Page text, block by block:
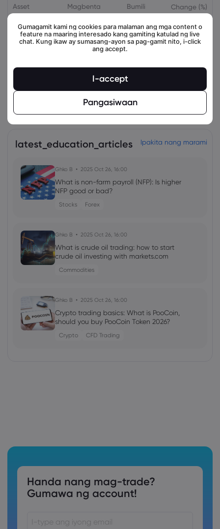
Asset Magbenta Bumili Change (%)
view_all_instruments
latest_education_articles Ipakita nang marami
Ghko B 2025 Oct 26, 16:00
What is non-farm payroll (NFP): Is higher
NFP good or bad?
Stocks Forex
Ghko B 2025 Oct 26, 16:00
What is crude oil trading: how to start
crude oil investing with markets.com
Commodities
Ghko B 2025 Oct 26, 16:00
Crypto trading basics: What is PooCoin,
should you buy PooCoin Token 2026?
Crypto CFD Trading
Handa nang mag-trade?
Gumawa ng account!
Gumagamit kami ng cookies para malaman ang mga content o
feature na maaring interesado kang gamiting katulad ng live
chat. Kung ikaw ay sumasang-ayon sa pag-gamit nito, i-click
ang accept.
I-accept
Pangasiwaan